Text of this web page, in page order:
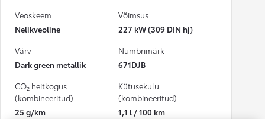
Veoskeem
Nelikveoline
Võimsus
227 kW (309 DIN hj)
Värv
Dark green metallik
Numbrimärk
671DJB
CO₂ heitkogus
(kombineeritud)
25 g/km
Kütusekulu
(kombineeritud)
1,1 l / 100 km